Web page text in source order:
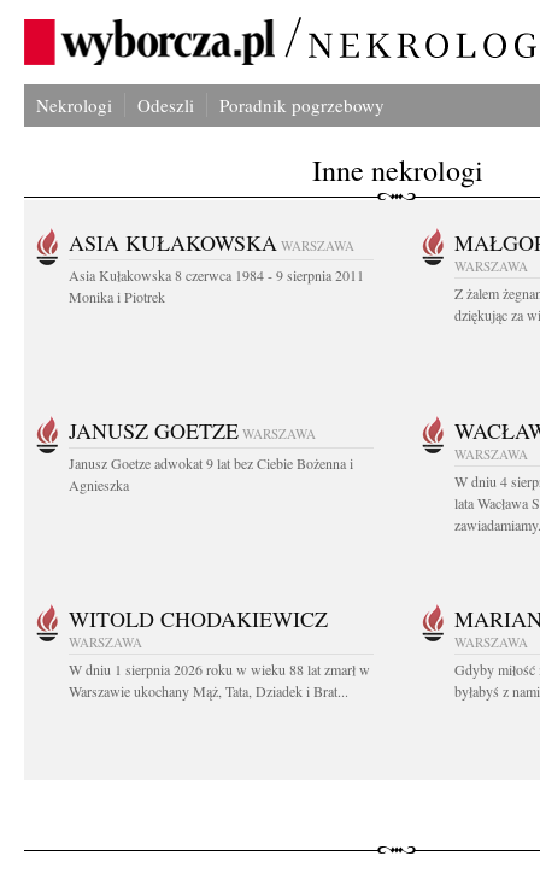
Nekrologi Odeszli Poradnik pogrzebowy
Inne nekrologi
ASIA KUŁAKOWSKA WARSZAWA
Asia Kułakowska 8 czerwca 1984 - 9 sierpnia 2011
Monika i Piotrek
WARSZAWA
Z żalem
dziękując za
JANUSZ GOETZE WARSZAWA
Janusz Goetze adwokat 9 lat bez Ciebie Bożenna i
Agnieszka
WARSZAWA
W dniu 4
lata Wacława
WITOLD CHODAKIEWICZ
WARSZAWA
W dniu 1 sierpnia 2026 roku w wieku 88 lat zmarł w
Warszawie ukochany Mąż, Tata, Dziadek i Brat...
WARSZAWA
Gdyby miłość
byłabyś z